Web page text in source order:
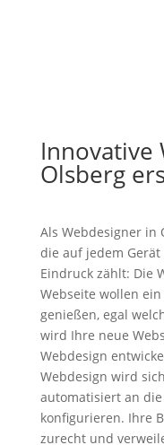
Innovative
Olsberg
Als Webdesigner in
die auf jedem
Eindruck zählt: Die
Webseite wollen
genießen, egal
wird Ihre neue
Webdesign
Webdesign wird
automatisiert an
konfigurieren. Ihre
zurecht und